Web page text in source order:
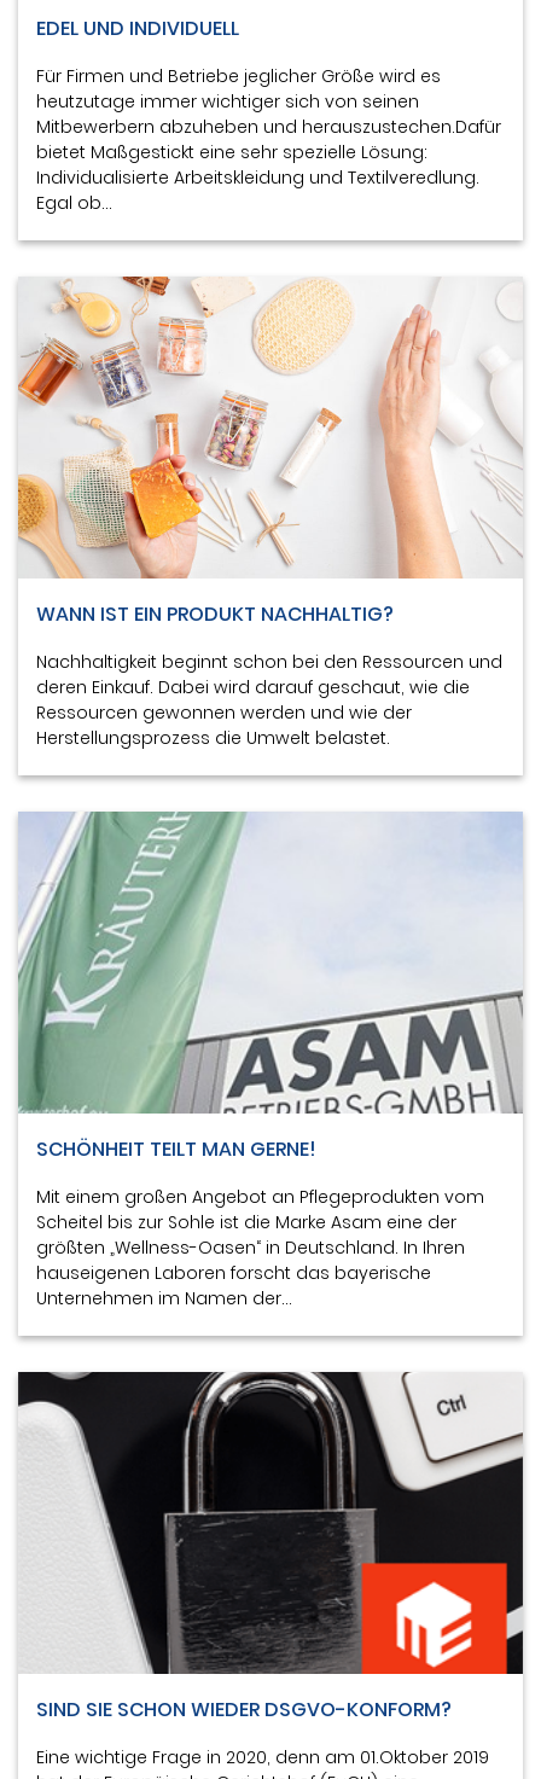
EDEL UND INDIVIDUELL
Für Firmen und Betriebe jeglicher Größe wird es
heutzutage immer wichtiger sich von seinen
Mitbewerbern abzuheben und herauszustechen.Dafür
bietet Maßgestickt eine sehr spezielle Lösung:
Individualisierte Arbeitskleidung und Textilveredlung.
Egal ob…
WANN IST EIN PRODUKT NACHHALTIG?
Nachhaltigkeit beginnt schon bei den Ressourcen und
deren Einkauf. Dabei wird darauf geschaut, wie die
Ressourcen gewonnen werden und wie der
Herstellungsprozess die Umwelt belastet.
SCHÖNHEIT TEILT MAN GERNE!
Mit einem großen Angebot an Pflegeprodukten vom
Scheitel bis zur Sohle ist die Marke Asam eine der
größten „Wellness-Oasen“ in Deutschland. In Ihren
hauseigenen Laboren forscht das bayerische
Unternehmen im Namen der…
SIND SIE SCHON WIEDER DSGVO-KONFORM?
Eine wichtige Frage in 2020, denn am 01.Oktober 2019